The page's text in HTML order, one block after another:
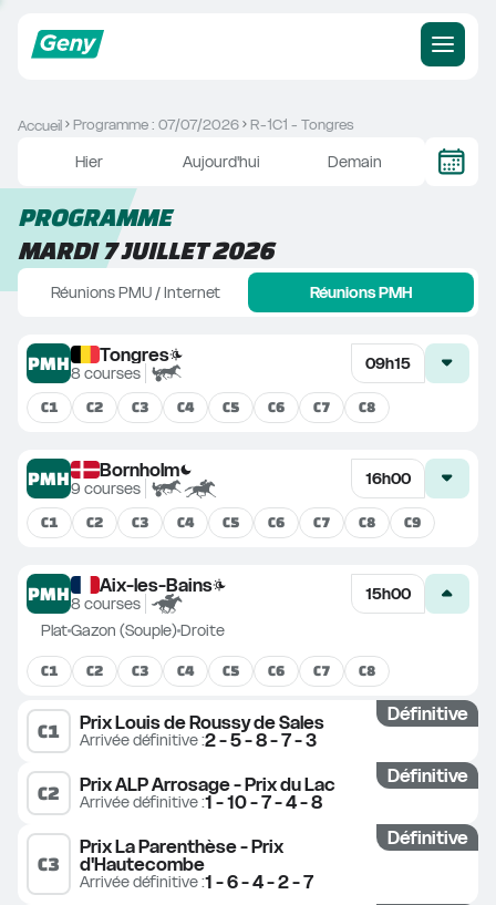
Accueil Programme : 07/07/2026 R-1C1 - Tongres
Hier Aujourd'hui Demain
PROGRAMME
MARDI 7 JUILLET 2026
Réunions PMU / Internet Réunions PMH
PMH Tongres
8 courses 09h15
C1 C2 C3 C4 C5 C6 C7 C8
PMH Bornholm
9 courses 16h00
C1 C2 C3 C4 C5 C6 C7 C8 C9
PMH Aix-les-Bains
8 courses
15h00
PlatGazon (Souple)Droite
C1 C2 C3 C4 C5 C6 C7 C8
C1 Prix Louis de Roussy de Sales Définitive
Arrivée définitive :2 - 5 - 8 - 7 - 3
C2 Prix ALP Arrosage - Prix du Lac Définitive
Arrivée définitive :1 - 10 - 7 - 4 - 8
C3
Prix La Parenthèse - Prix
d'Hautecombe
Définitive
Arrivée définitive :1 - 6 - 4 - 2 - 7